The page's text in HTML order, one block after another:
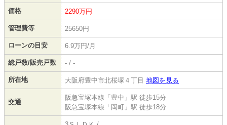
価格 2290万円
管理費等 25650円
ローンの目安 6.9万円/月
総戸数/販売戸数 - / -
所在地 大阪府豊中市北桜塚４丁目 地図を見る
交通
阪急宝塚本線「豊中」駅 徒歩15分
阪急宝塚本線「岡町」駅 徒歩18分